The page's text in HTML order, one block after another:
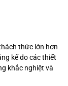
thức lớn hơn
kể do các thiết
khắc nghiệt và